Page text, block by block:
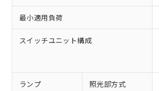
最小適用負荷
スイッチユニット構成
ランプ 照光部方式